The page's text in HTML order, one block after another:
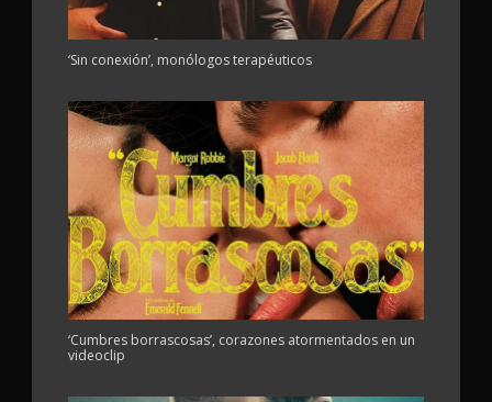
‘Sin conexión’, monólogos terapéuticos
‘Cumbres borrascosas’, corazones atormentados en un
videoclip